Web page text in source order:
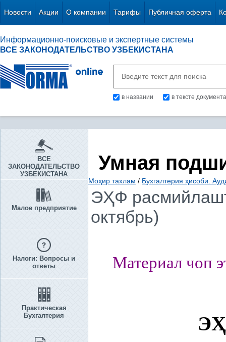
Новости Акции О компании Тарифы Публичная оферта
Информационно-поисковые и экспертные системы
ВСЕ ЗАКОНОДАТЕЛЬСТВО УЗБЕКИСТАНА
в названии в тексте документа
ВСЕ
ЗАКОНОДАТЕЛЬСТВО
УЗБЕКИСТАНА
Малое предприятие
Налоги: Вопросы и
ответы
Практическая
Бухгалтерия
Умная
Моҳир тахлам / Бухгалтерия ҳисоби.
ЭҲФ
октябрь)
Материал чоп
ЭҲ